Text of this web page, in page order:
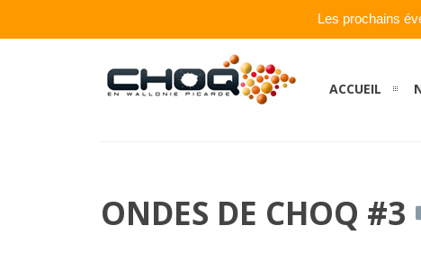
Les prochains
ACCUEIL
ONDES DE CHOQ #3